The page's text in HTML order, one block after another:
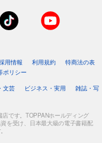
用情報 利用規約
特商法の表
ポリシー
文芸 ビジネス・実用
雑誌・写
です。TOPPANホールディング
を受け、日本最大級の電子書籍配